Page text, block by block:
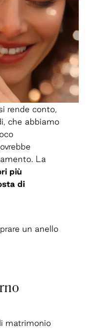
rende conto,
che abbiamo
La
più
di
un anello
matrimonio